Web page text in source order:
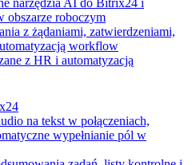
narzędzia AI do Bitrix24 i
obszarze roboczym
z żądaniami, zatwierdzeniami,
workflow
z HR i automatyzacją
na tekst w połączeniach,
wypełnianie pól w